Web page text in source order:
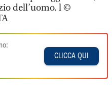
dell’uomo. l ©
CLICCA QUI